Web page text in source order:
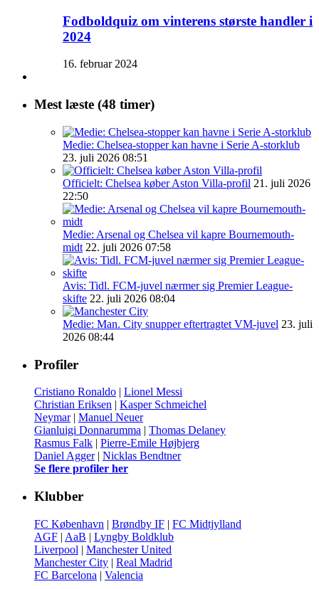
Fodboldquiz om vinterens største handler i
2024
16. februar 2024
Mest læste (48 timer)
Medie: Chelsea-stopper kan havne i Serie A-storklub
23. juli 2026 08:51
Officielt: Chelsea køber Aston Villa-profil 21. juli 2026
22:50
Medie: Arsenal og Chelsea vil kapre Bournemouth-
midt 22. juli 2026 07:58
Avis: Tidl. FCM-juvel nærmer sig Premier League-
skifte 22. juli 2026 08:04
Medie: Man. City snupper eftertragtet VM-juvel 23. juli
2026 08:44
Profiler
Cristiano Ronaldo | Lionel Messi
Christian Eriksen | Kasper Schmeichel
Neymar| Manuel Neuer
Gianluigi Donnarumma | Thomas Delaney
Rasmus Falk | Pierre-Emile Højbjerg
Daniel Agger| Nicklas Bendtner
Se flere profiler her
Klubber
FC København | Brøndby IF | FC Midtjylland
AGF | AaB | Lyngby Boldklub
Liverpool | Manchester United
Manchester City | Real Madrid
FC Barcelona | Valencia